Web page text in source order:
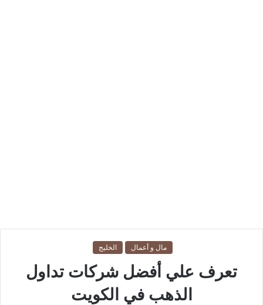
مال و أعمال الخليج
تعرف علي أفضل شركات تداول
الذهب في الكويت